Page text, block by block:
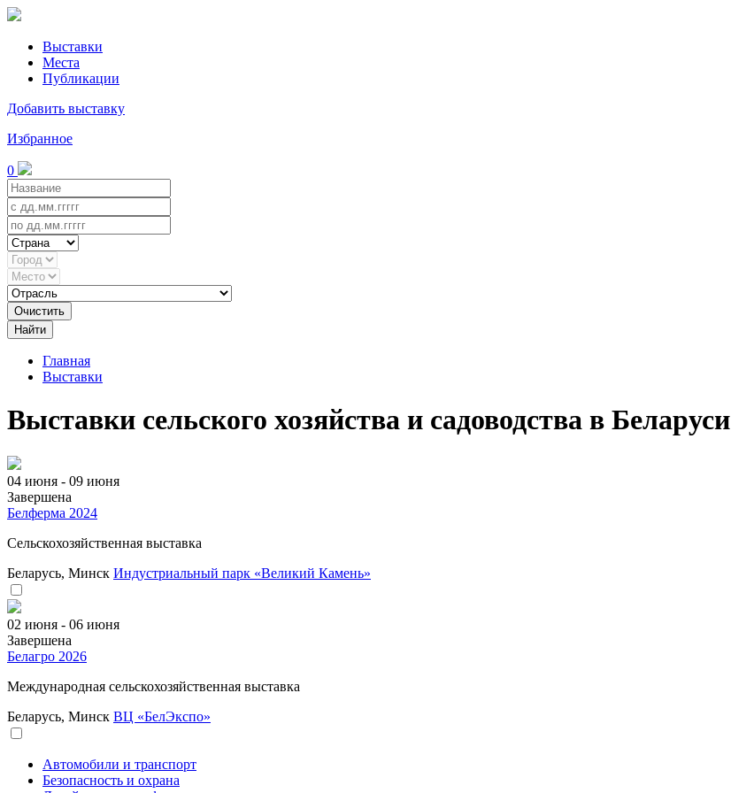
Выставки
Места
Публикации
Добавить выставку
Избранное
0
Очистить
Найти
Главная
Выставки
Выставки сельского хозяйства и садоводства в Беларуси
04 июня - 09 июня
Завершена
Белферма 2024
Сельскохозяйственная выставка
Беларусь, Минск Индустриальный парк «Великий Камень»
02 июня - 06 июня
Завершена
Белагро 2026
Международная сельскохозяйственная выставка
Беларусь, Минск ВЦ «БелЭкспо»
Автомобили и транспорт
Безопасность и охрана